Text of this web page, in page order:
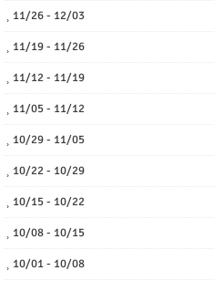
11/26 - 12/03
11/19 - 11/26
11/12 - 11/19
11/05 - 11/12
10/29 - 11/05
10/22 - 10/29
10/15 - 10/22
10/08 - 10/15
10/01 - 10/08